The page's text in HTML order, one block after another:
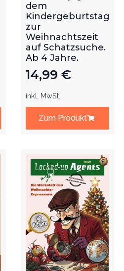
dem
Kindergeburtstag
zur
Weihnachtszeit
auf Schatzsuche.
Ab 4 Jahre.
14,99 €
inkl. MwSt.
Zum Produkt